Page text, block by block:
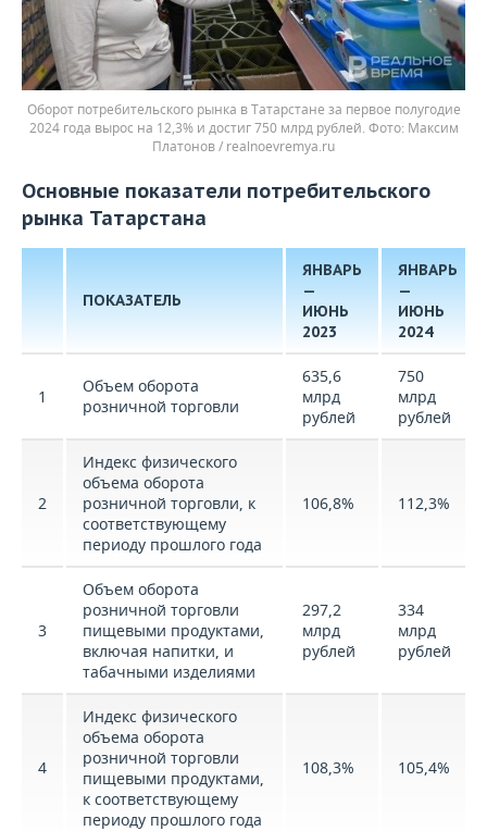
Оборот потребительского рынка в Татарстане за первое полугодие
2024 года вырос на 12,3% и достиг 750 млрд рублей.
Максим
Платонов / realnoevremya.ru
Основные показатели потребительского
рынка Татарстана
ПОКАЗАТЕЛЬ
ЯНВАРЬ
—
ИЮНЬ
2023
ЯНВАРЬ
—
ИЮНЬ
2024
1
Объем оборота
розничной торговли
635,6
млрд
рублей
750
млрд
рублей
2
Индекс физического
объема оборота
розничной торговли, к
соответствующему
периоду прошлого года
106,8% 112,3%
3
Объем оборота
розничной торговли
пищевыми продуктами,
включая напитки, и
табачными изделиями
297,2
млрд
рублей
334
млрд
рублей
4
Индекс физического
объема оборота
розничной торговли
пищевыми продуктами,
к соответствующему
периоду прошлого года
108,3% 105,4%